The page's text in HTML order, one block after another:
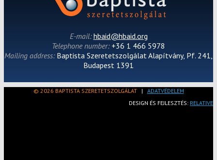
E-mail:hbaid@hbaid.org
Telephone number: +36 1 466 5978
Mailing address: Baptista Szeretetszolgálat Alapítvány, Pf. 241,
Budapest 1391
© 2026 BAPTISTA SZERETETSZOLGÁLAT| ADATVÉDELEM
DESIGN ÉS FEJLESZTÉS: RELATIVE